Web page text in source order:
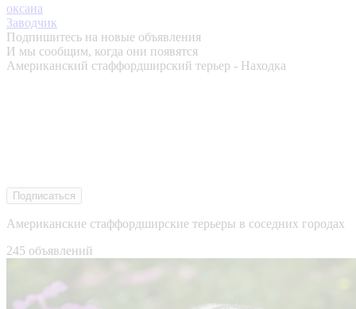
оксана
Заводчик
Подпишитесь на новые объявления
И мы сообщим, когда они появятся
Американский стаффордширский терьер - Находка
Подписаться
Американские стаффордширские терьеры в соседних городах
245 объявлений